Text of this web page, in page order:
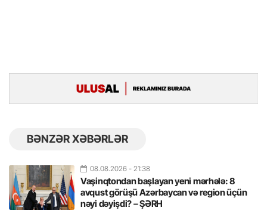
BƏNZƏR XƏBƏRLƏR
08.08.2026 - 21:38
Vaşinqtondan başlayan yeni mərhələ: 8
avqust görüşü Azərbaycan və region üçün
nəyi dəyişdi? – ŞƏRH